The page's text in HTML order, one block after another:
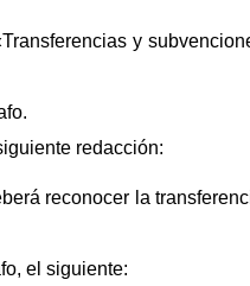
y
redacción:
reconocer la
el siguiente: